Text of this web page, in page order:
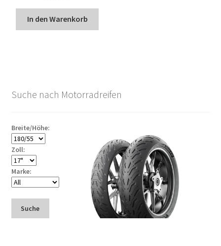
In den Warenkorb
Suche nach Motorradreifen
Breite/Höhe:
Zoll:
Marke:
Suche